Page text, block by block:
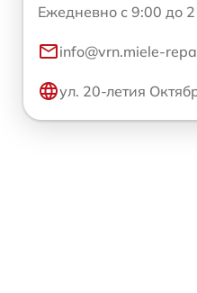
Ежедневно с 9:00 до
info@vrn.miele-
ул. 20-летия